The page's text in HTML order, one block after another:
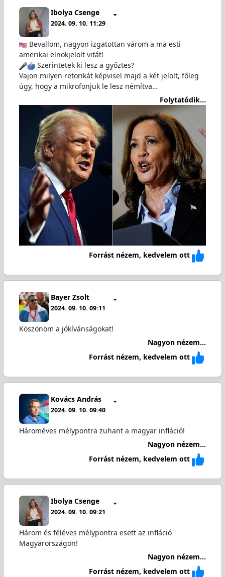
Ibolya Csenge
2024. 09. 10. 11:29
Bevallom, nagyon izgatottan várom a ma esti
amerikai elnökjelölt vitát!
️ Szerintetek ki lesz a győztes?
Vajon milyen retorikát képvisel majd a két jelölt, főleg
úgy, hogy a mikrofonjuk le lesz némítva…
Folytatódik...
Forrást nézem, kedvelem ott
Bayer Zsolt
2024. 09. 10. 09:11
Köszönöm a jókívánságokat!
Nagyon nézem...
Forrást nézem, kedvelem ott
Kovács András
2024. 09. 10. 09:40
Hároméves mélypontra zuhant a magyar infláció!
Nagyon nézem...
Forrást nézem, kedvelem ott
Ibolya Csenge
2024. 09. 10. 09:21
Három és féléves mélypontra esett az infláció
Magyarországon!
Nagyon nézem...
Forrást nézem, kedvelem ott